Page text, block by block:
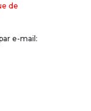
de
e-mail: